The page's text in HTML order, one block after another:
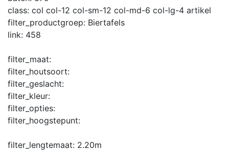
class: col col-12 col-sm-12 col-md-6 col-lg-4 artikel
filter_productgroep: Biertafels
link: 458
filter_maat:
filter_houtsoort:
filter_geslacht:
filter_kleur:
filter_opties:
filter_hoogstepunt:
filter_lengtemaat: 2.20m